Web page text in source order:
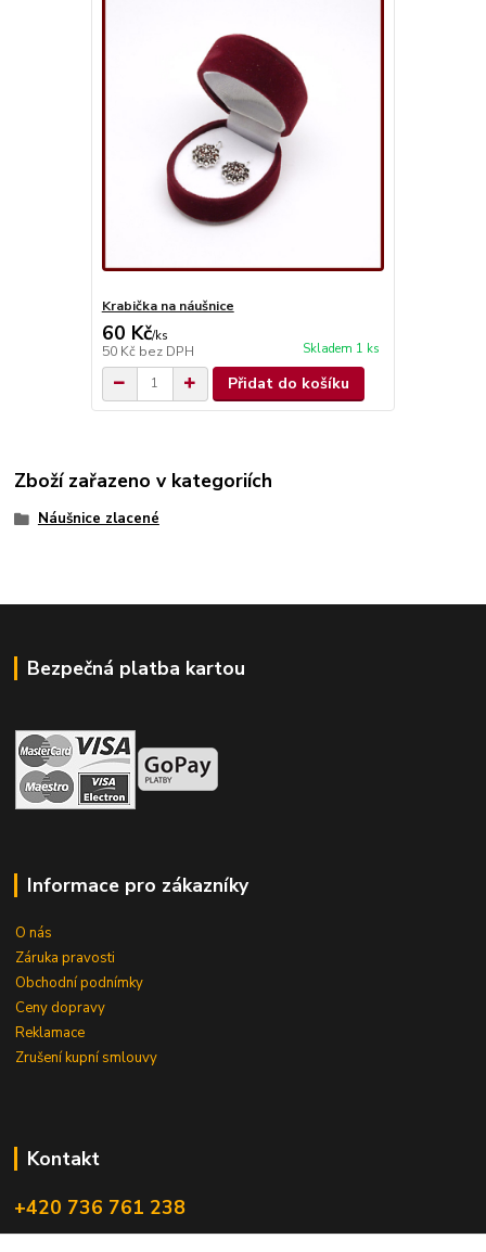
Krabička na náušnice
60 Kč/ks
50 Kč bez DPH Skladem 1 ks
Přidat do košíku
Zboží zařazeno v kategoriích
Náušnice zlacené
Bezpečná platba kartou
Informace pro zákazníky
O nás
Záruka pravosti
Obchodní podnímky
Ceny dopravy
Reklamace
Zrušení kupní smlouvy
Kontakt
+420 736 761 238